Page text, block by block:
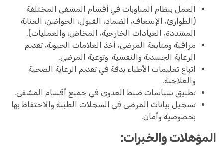
العمل بنظام المناوبات في أقسام المشفى المختلفة
(الطوارئ، الإسعاف، الضماد، القبول، الحواضن، العناية
المشددة، العيادات الخارجية، المخاض، والعمليات).
مراقبة ومتابعة المرضى، أخذ العلامات الحيوية، تقديم
الرعاية الجسدية والنفسية، وتوعية المرضى.
اتباع تعليمات الأطباء بدقة في تقديم الرعاية الصحية
والعلاجية.
تطبيق سياسات ضبط العدوى في جميع أقسام المشفى.
تسجيل بيانات المرضى في السجلات الطبية والاحتفاظ بها
بخصوصية وأمان.
المؤهلات والخبرات: